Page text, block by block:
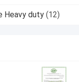
Heavy duty (12)